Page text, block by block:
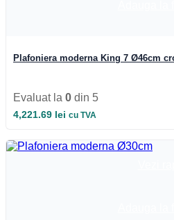
Plafoniera moderna King 7 Ø46cm
Evaluat la 0 din 5
4,221.69 lei cu TVA